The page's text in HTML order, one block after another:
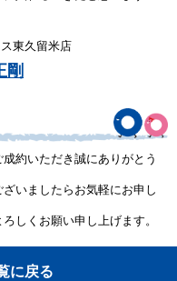
東久留米店
剛
約いただき誠にありがとう
いましたらお気軽にお申し
しくお願い申し上げます。
に戻る